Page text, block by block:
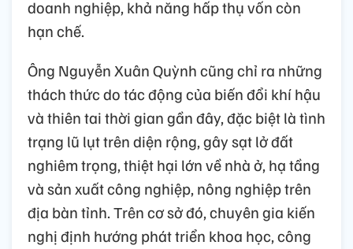
doanh nghiệp, khả năng hấp thụ vốn còn
hạn chế.
Ông Nguyễn Xuân Quỳnh cũng chỉ ra những
thách thức do tác động của biến đổi khí hậu
và thiên tai thời gian gần đây, đặc biệt là tình
trạng lũ lụt trên diện rộng, gây sạt lở đất
nghiêm trọng, thiệt hại lớn về nhà ở, hạ tầng
và sản xuất công nghiệp, nông nghiệp trên
địa bàn tỉnh. Trên cơ sở đó, chuyên gia kiến
nghị định hướng phát triển khoa học, công